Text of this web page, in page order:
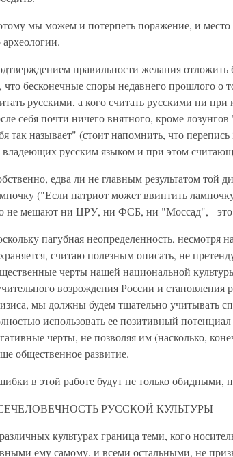
мы можем и потерпеть поражение, и место
археологии.
правильности желания отложить
что бесконечные споры недавнего прошлого о
русскими, а кого считать русскими ни при
себя почти ничего внятного, кроме
так называет" (стоит напомнить, что
владеющих русским языком и при этом
едва ли не главным результатом той
("Если патриот может ввинтить
не мешают ни ЦРУ, ни ФСБ, ни "Моссад", -
пагубная неопределенность, несмотря
считаю полезным описать, не
черты нашей национальной
возрождения России и становления
мы должны будем тщательно учитывать
использовать ее позитивный
черты, не позволяя им (насколько,
общественное развитие.
в этой работе будут не только обидными,
РУССКОЙ КУЛЬТУРЫ
культурах граница теми, кого
ему самому, и всеми остальными, не